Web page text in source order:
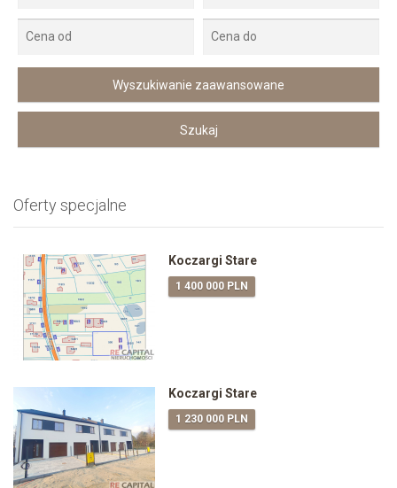
Oferty specjalne
Koczargi Stare
1 400 000 PLN
Koczargi Stare
1 230 000 PLN